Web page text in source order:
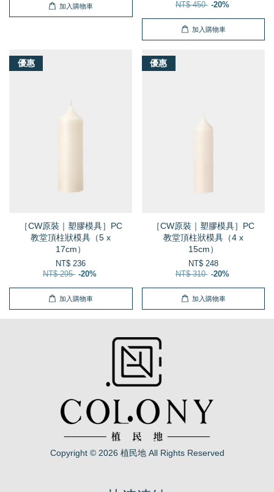
加入購物車
NT$ 450 -20%
加入購物車
優惠
［CW原裝｜塑膠模具］PC
教堂頂柱狀模具（5 x
17cm）
NT$ 236
NT$ 295 -20%
加入購物車
優惠
［CW原裝｜塑膠模具］PC
教堂頂柱狀模具（4 x
15cm）
NT$ 248
NT$ 310 -20%
加入購物車
Copyright © 2026 植民地 All Rights Reserved